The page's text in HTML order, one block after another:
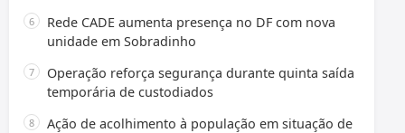
Rede CADE aumenta presença no DF com nova
unidade em Sobradinho
Operação reforça segurança durante quinta saída
temporária de custodiados
Ação de acolhimento à população em situação de